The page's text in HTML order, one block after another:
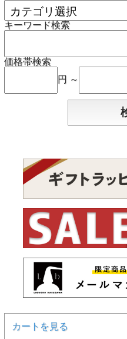
キーワード検索
価格帯検索
円 ～
カートを見る